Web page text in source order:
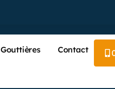
Gouttières Contact